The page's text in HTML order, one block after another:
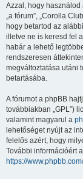
Azzal, hogy használod
„a fórum”, „Corolla
hogy betartod az
illetve ne is keresd fel
habár a lehető
rendszeresen
megváltoztatása utáni
betartásába.
A fórumot a phpBB
továbbiakban „GPL”)
valamint magyarul a
lehetőséget nyújt az
felelős azért, hogy
További információért
https://www.phpbb.com/